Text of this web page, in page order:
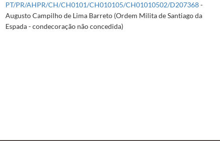
PT/PR/AHPR/CH/CH0101/CH010105/CH01010502/D207368-
Augusto Campilho de Lima Barreto (Ordem Milita de Santiago da
Espada - condecoração não concedida)